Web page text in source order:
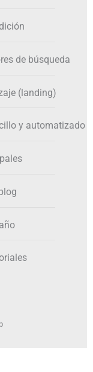
de búsqueda
(landing)
y automatizado